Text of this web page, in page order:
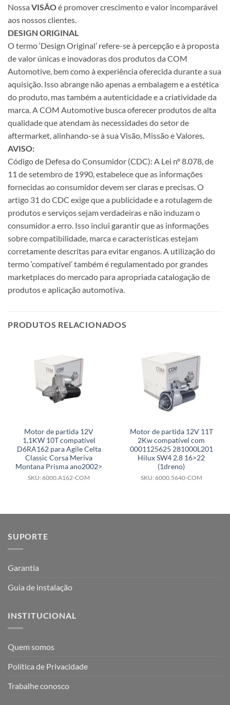
Nossa VISÃOé promover crescimento e valor incomparável
aos nossos clientes.
DESIGN ORIGINAL
O termo ‘Design Original’ refere-se à percepção e à proposta
de valor únicas e inovadoras dos produtos da COM
Automotive, bem como à experiência oferecida durante a sua
aquisição. Isso abrange não apenas a embalagem e a estética
do produto, mas também a autenticidade e a criatividade da
marca. A COM Automotive busca oferecer produtos de alta
qualidade que atendam às necessidades do setor de
aftermarket, alinhando-se à sua Visão, Missão e Valores.
AVISO:
Código de Defesa do Consumidor (CDC): A Lei nº 8.078, de
11 de setembro de 1990, estabelece que as informações
fornecidas ao consumidor devem ser claras e precisas. O
artigo 31 do CDC exige que a publicidade e a rotulagem de
produtos e serviços sejam verdadeiras e não induzam o
consumidor a erro. Isso inclui garantir que as informações
sobre compatibilidade, marca e características estejam
corretamente descritas para evitar enganos. A utilização do
termo ‘compatível’ também é regulamentado por grandes
marketplaces do mercado para apropriada catalogação de
produtos e aplicação automotiva.
PRODUTOS RELACIONADOS
Motor de partida 12V
1,1KW 10T compatível
D6RA162 para Agile Celta
Classic Corsa Meriva
Montana Prisma ano2002>
SKU: 6000.A162-COM
Motor de partida 12V 11T
2Kw compatível com
0001125625 281000L201
Hilux SW4 2.8 16>22
(1dreno)
SKU: 6000.5640-COM
SUPORTE
Garantia
Guia de instalação
INSTITUCIONAL
Quem somos
Política de Privacidade
Trabalhe conosco